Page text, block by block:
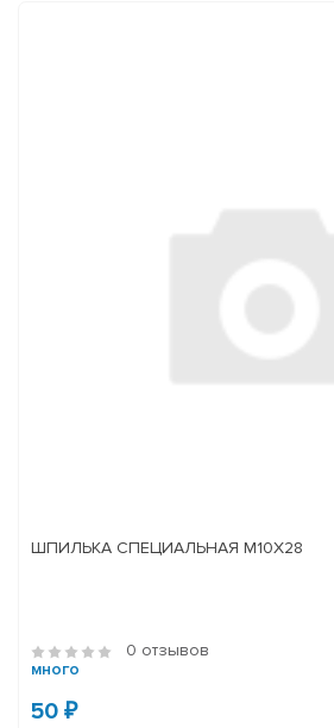
ШПИЛЬКА СПЕЦИАЛЬНАЯ М10Х28
0 отзывов
много
50 ₽